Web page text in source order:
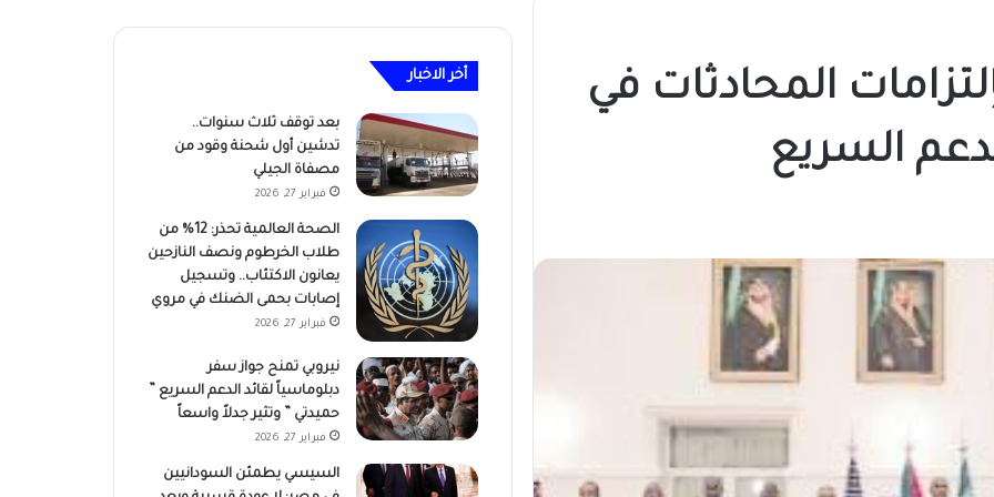
المحادثات في
السريع
أخر الاخبار
بعد توقف ثلاث سنوات..
تدشين أول شحنة وقود من
مصفاة الجيلي
فبراير 27, 2026
الصحة العالمية تحذر: 12% من
طلاب الخرطوم ونصف النازحين
يعانون الاكتئاب.. وتسجيل
إصابات بحمى الضنك في مروي
فبراير 27, 2026
نيروبي تمنح جواز سفر
دبلوماسياً لقائد الدعم السريع ”
حميدتي ” وتثير جدلاً واسعاً
فبراير 27, 2026
السيسي يطمئن السودانيين